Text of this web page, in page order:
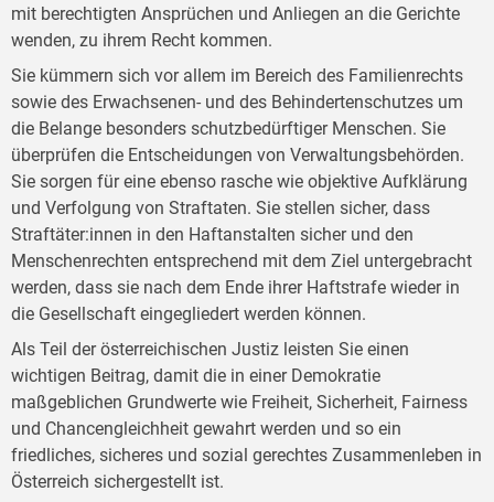
mit berechtigten Ansprüchen und Anliegen an die Gerichte
wenden, zu ihrem Recht kommen.
Sie kümmern sich vor allem im Bereich des Familienrechts
sowie des Erwachsenen- und des Behindertenschutzes um
die Belange besonders schutzbedürftiger Menschen. Sie
überprüfen die Entscheidungen von Verwaltungsbehörden.
Sie sorgen für eine ebenso rasche wie objektive Aufklärung
und Verfolgung von Straftaten. Sie stellen sicher, dass
Straftäter:innen in den Haftanstalten sicher und den
Menschenrechten entsprechend mit dem Ziel untergebracht
werden, dass sie nach dem Ende ihrer Haftstrafe wieder in
die Gesellschaft eingegliedert werden können.
Als Teil der österreichischen Justiz leisten Sie einen
wichtigen Beitrag, damit die in einer Demokratie
maßgeblichen Grundwerte wie Freiheit, Sicherheit, Fairness
und Chancengleichheit gewahrt werden und so ein
friedliches, sicheres und sozial gerechtes Zusammenleben in
Österreich sichergestellt ist.